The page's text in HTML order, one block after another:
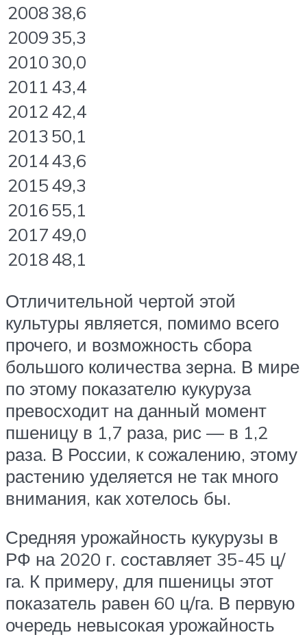
200838,6
200935,3
201030,0
2011 43,4
201242,4
2013 50,1
201443,6
201549,3
201655,1
201749,0
201848,1
Отличительной чертой этой
культуры является, помимо всего
прочего, и возможность сбора
большого количества зерна. В мире
по этому показателю кукуруза
превосходит на данный момент
пшеницу в 1,7 раза, рис — в 1,2
раза. В России, к сожалению, этому
растению уделяется не так много
внимания, как хотелось бы.
Средняя урожайность кукурузы в
РФ на 2020 г. составляет 35-45 ц/
га. К примеру, для пшеницы этот
показатель равен 60 ц/га. В первую
очередь невысокая урожайность